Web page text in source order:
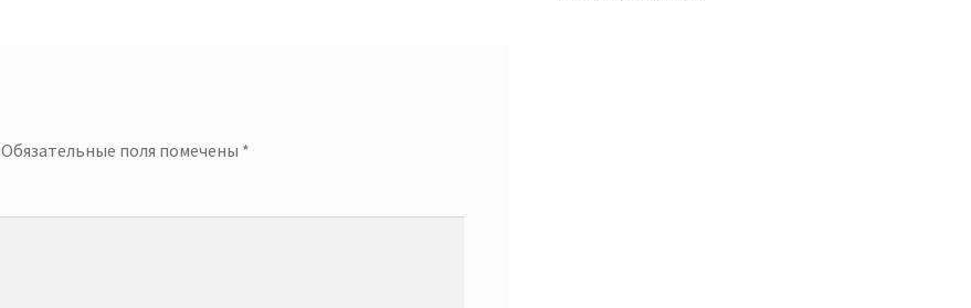
Обязательные поля помечены *